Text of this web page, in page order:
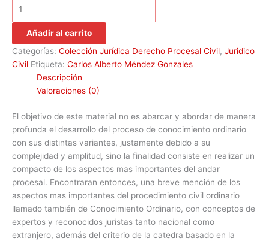
Añadir al carrito
Categorías: Colección Jurídica Derecho Procesal Civil, Juridico
Civil Etiqueta: Carlos Alberto Méndez Gonzales
Descripción
Valoraciones (0)
El objetivo de este material no es abarcar y abordar de manera
profunda el desarrollo del proceso de conocimiento ordinario
con sus distintas variantes, justamente debido a su
complejidad y amplitud, sino la finalidad consiste en realizar un
compacto de los aspectos mas importantes del andar
procesal. Encontraran entonces, una breve mención de los
aspectos mas importantes del procedimiento civil ordinario
llamado también de Conocimiento Ordinario, con conceptos de
expertos y reconocidos juristas tanto nacional como
extranjero, además del criterio de la catedra basado en la